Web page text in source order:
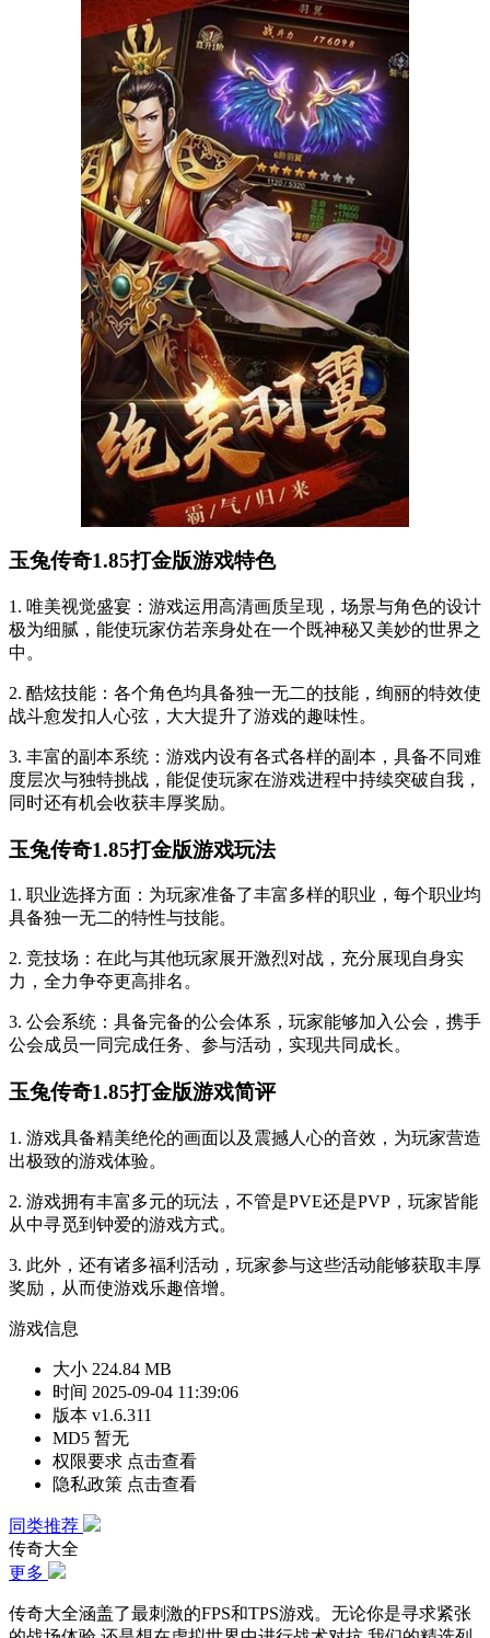
玉兔传奇1.85打金版游戏特色
1. 唯美视觉盛宴：游戏运用高清画质呈现，场景与角色的设计
极为细腻，能使玩家仿若亲身处在一个既神秘又美妙的世界之
中。
2. 酷炫技能：各个角色均具备独一无二的技能，绚丽的特效使
战斗愈发扣人心弦，大大提升了游戏的趣味性。
3. 丰富的副本系统：游戏内设有各式各样的副本，具备不同难
度层次与独特挑战，能促使玩家在游戏进程中持续突破自我，
同时还有机会收获丰厚奖励。
玉兔传奇1.85打金版游戏玩法
1. 职业选择方面：为玩家准备了丰富多样的职业，每个职业均
具备独一无二的特性与技能。
2. 竞技场：在此与其他玩家展开激烈对战，充分展现自身实
力，全力争夺更高排名。
3. 公会系统：具备完备的公会体系，玩家能够加入公会，携手
公会成员一同完成任务、参与活动，实现共同成长。
玉兔传奇1.85打金版游戏简评
1. 游戏具备精美绝伦的画面以及震撼人心的音效，为玩家营造
出极致的游戏体验。
2. 游戏拥有丰富多元的玩法，不管是PVE还是PVP，玩家皆能
从中寻觅到钟爱的游戏方式。
3. 此外，还有诸多福利活动，玩家参与这些活动能够获取丰厚
奖励，从而使游戏乐趣倍增。
游戏信息
大小 224.84 MB
时间 2025-09-04 11:39:06
版本 v1.6.311
MD5 暂无
权限要求 点击查看
隐私政策 点击查看
同类推荐
传奇大全
更多
传奇大全涵盖了最刺激的FPS和TPS游戏。无论你是寻求紧张